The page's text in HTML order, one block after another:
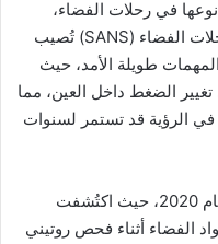
في رحلات الفضاء،
فمتلازمة العصب البصري المرتبطة برحلات الفضاء (SANS) تُصيب
في المهمات طويلة الأمد، حيث
الضغط داخل العين، مما
الرؤية قد تستمر لسنوات
ولعلّ أبرز هذه الحالات حادثةٌ سُجّلت عام 2020، حيث اكتُشفت
الفضاء أثناء فحص روتيني